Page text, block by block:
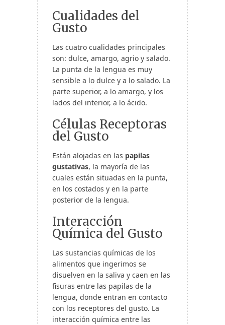
Cualidades del
Gusto
Las cuatro cualidades principales
son: dulce, amargo, agrio y salado.
La punta de la lengua es muy
sensible a lo dulce y a lo salado. La
parte superior, a lo amargo, y los
lados del interior, a lo ácido.
Células Receptoras
del Gusto
Están alojadas en las papilas
gustativas, la mayoría de las
cuales están situadas en la punta,
en los costados y en la parte
posterior de la lengua.
Interacción
Química del Gusto
Las sustancias químicas de los
alimentos que ingerimos se
disuelven en la saliva y caen en las
fisuras entre las papilas de la
lengua, donde entran en contacto
con los receptores del gusto. La
interacción química entre las